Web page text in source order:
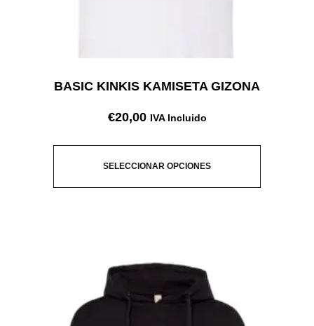
BASIC KINKIS KAMISETA GIZONA
€20,00 IVA Incluido
SELECCIONAR OPCIONES